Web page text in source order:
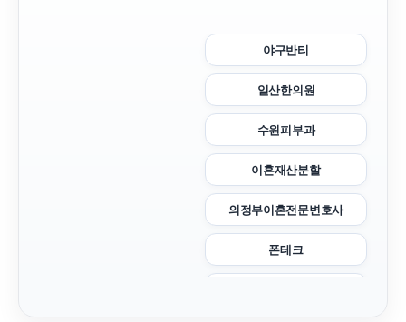
야구반티
일산한의원
수원피부과
이혼재산분할
의정부이혼전문변호사
폰테크